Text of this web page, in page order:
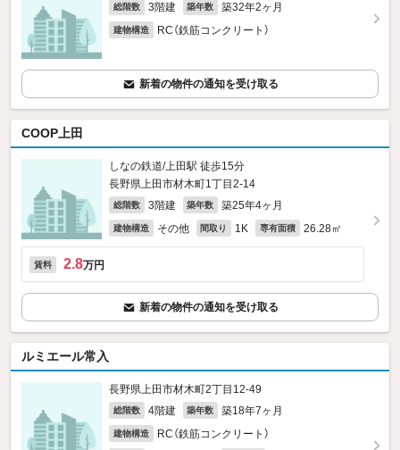
総階数 3階建 築年数 築32年2ヶ月
建物構造 RC（鉄筋コンクリート）
新着の物件の通知を受け取る
COOP上田
しなの鉄道/上田駅 徒歩15分
長野県上田市材木町1丁目2-14
総階数 3階建 築年数 築25年4ヶ月
建物構造 その他 間取り 1K 専有面積 26.28㎡
賃料 2.8万円
新着の物件の通知を受け取る
ルミエール常入
長野県上田市材木町2丁目12-49
総階数 4階建 築年数 築18年7ヶ月
建物構造 RC（鉄筋コンクリート）